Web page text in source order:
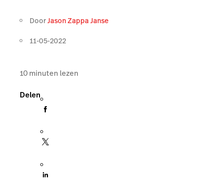
DoorJason Zappa Janse
11-05-2022
10minuten lezen
Delen